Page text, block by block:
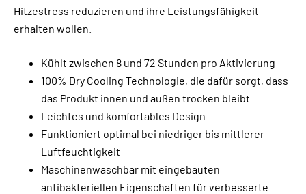
Hitzestress reduzieren und ihre Leistungsfähigkeit
erhalten wollen.
Kühlt zwischen 8 und 72 Stunden pro Aktivierung
100% Dry Cooling Technologie, die dafür sorgt, dass
das Produkt innen und außen trocken bleibt
Leichtes und komfortables Design
Funktioniert optimal bei niedriger bis mittlerer
Luftfeuchtigkeit
Maschinenwaschbar mit eingebauten
antibakteriellen Eigenschaften für verbesserte